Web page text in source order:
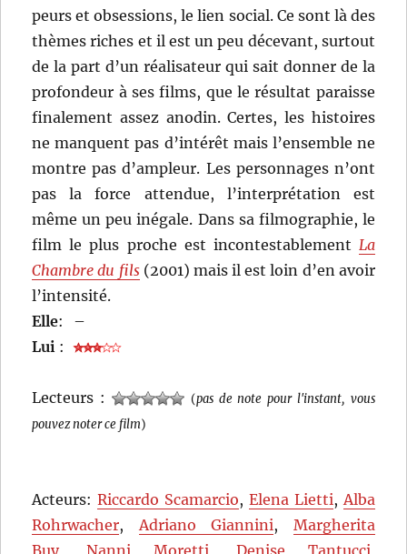
peurs et obsessions, le lien social. Ce sont là des
thèmes riches et il est un peu décevant, surtout
de la part d’un réalisateur qui sait donner de la
profondeur à ses films, que le résultat paraisse
finalement assez anodin. Certes, les histoires
ne manquent pas d’intérêt mais l’ensemble ne
montre pas d’ampleur. Les personnages n’ont
pas la force attendue, l’interprétation est
même un peu inégale. Dans sa filmographie, le
film le plus proche est incontestablement La
Chambre du fils(2001) mais il est loin d’en avoir
l’intensité.
Elle:
–
Lui :
Lecteurs : (pas de note pour l'instant, vous
pouvez noter ce film)
Acteurs:Riccardo Scamarcio, Elena Lietti, Alba
Rohrwacher, Adriano Giannini, Margherita
Buy,Nanni Moretti Denise Tantucci